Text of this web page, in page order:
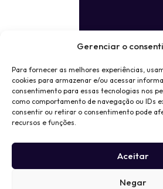
Gerenciar o
Para fornecer as melhores experiências,
cookies para armazenar e/ou acessar
consentimento para essas tecnologias nos
como comportamento de navegação ou IDs
consentir ou retirar o consentimento pode
recursos e funções.
Aceitar
Negar